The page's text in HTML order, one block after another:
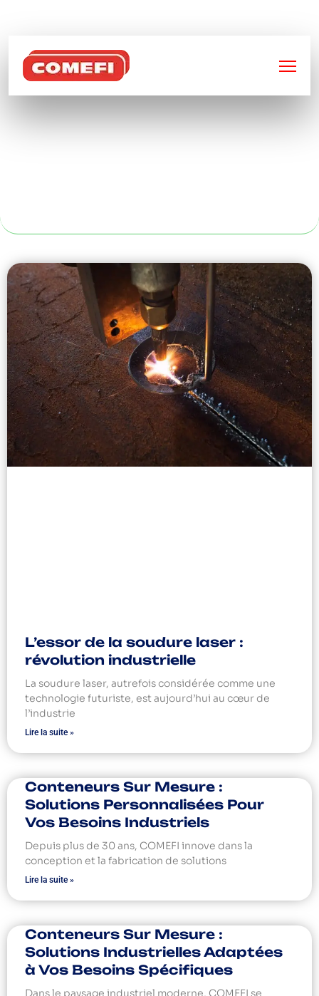
CONTENEUR
L’essor de la soudure laser :
révolution industrielle
La soudure laser, autrefois considérée comme une
technologie futuriste, est aujourd’hui au cœur de
l’industrie
Lire la suite »
Conteneurs Sur Mesure :
Solutions Personnalisées Pour
Vos Besoins Industriels
Depuis plus de 30 ans, COMEFI innove dans la
conception et la fabrication de solutions
Lire la suite »
Conteneurs Sur Mesure :
Solutions Industrielles Adaptées
à Vos Besoins Spécifiques
Dans le paysage industriel moderne, COMEFI se